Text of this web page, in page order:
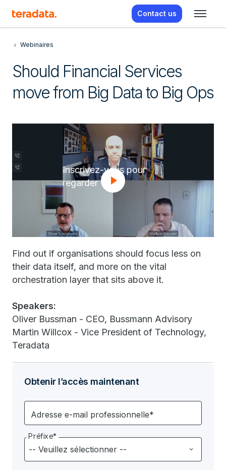
Contact us
Webinaires
Should Financial Services
move from Big Data to Big Ops
Inscrivez-vous pour
regarder
Find out if organisations should focus less on
their data itself, and more on the vital
orchestration layer that sits above it.
Speakers:
Oliver Bussman - CEO, Bussmann Advisory
Martin Willcox - Vice President of Technology,
Teradata
Obtenir l’accès maintenant
Adresse e-mail professionnelle*
Préfixe*